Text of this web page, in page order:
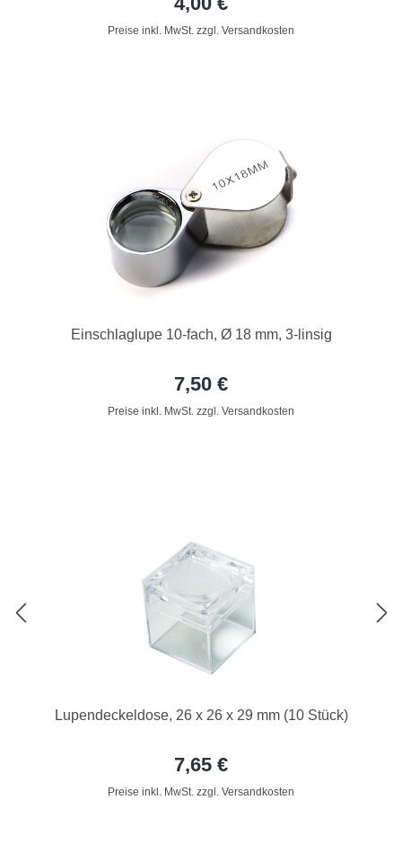
Preise inkl. MwSt. zzgl. Versandkosten
Einschlaglupe 10-fach, Ø 18 mm, 3-linsig
7,50 €
Preise inkl. MwSt. zzgl. Versandkosten
Lupendeckeldose, 26 x 26 x 29 mm (10 Stück)
7,65 €
Preise inkl. MwSt. zzgl. Versandkosten